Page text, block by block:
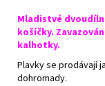
Mladistvé
košíčky.
kalhotky.
Plavky se prodávají
dohromady.